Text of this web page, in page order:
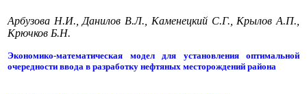
Арбузова Н.И., Данилов В.Л., Каменецкий С.Г., Крылов А.П.,
Крючков Б.Н.
Экономико-математическая модел для установления оптимальной
очередности ввода в разработку нефтяных месторождений района